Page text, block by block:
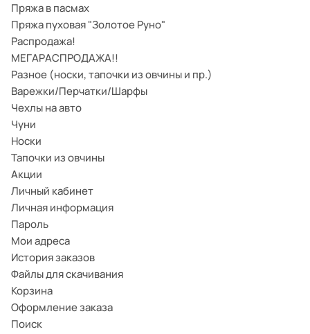
Пряжа в пасмах
Пряжа пуховая "Золотое Руно"
Распродажа!
МЕГАРАСПРОДАЖА!!
Разное (носки, тапочки из овчины и пр.)
Варежки/Перчатки/Шарфы
Чехлы на авто
Чуни
Носки
Тапочки из овчины
Акции
Личный кабинет
Личная информация
Пароль
Мои адреса
История заказов
Файлы для скачивания
Корзина
Оформление заказа
Поиск